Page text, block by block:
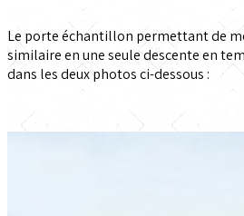
Le porte échantillon permettant de
similaire en une seule descente en
dans les deux photos ci-dessous :